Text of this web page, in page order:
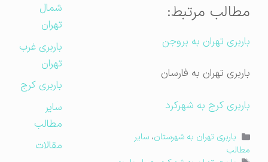
مطالب مرتبط:
باربری تهران به بروجن
باربری تهران به فارسان
باربری کرج به شهرکرد
دسته‌ها
باربری تهران به شهرستان،سایر
مطالب
شمال
تهران
باربری غرب
تهران
باربری کرج
مطالب
مقالات